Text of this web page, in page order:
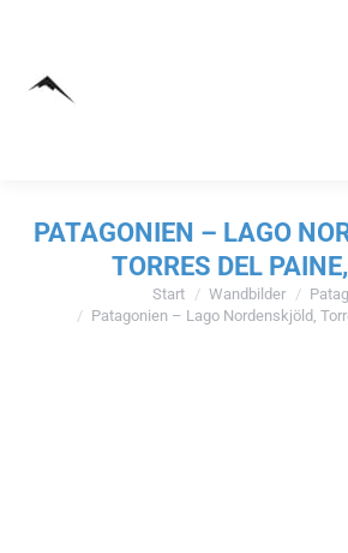
PATAGONIEN – LAGO
TORRES DEL
Sie befinden sich hier:
Start Wandbilder
Patagonien – Lago Nordenskjöld,